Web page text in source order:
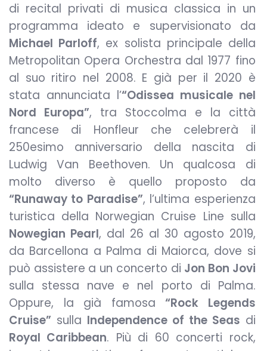
di recital privati di musica classica in un
programma ideato e supervisionato da
Michael Parloff, ex solista principale della
Metropolitan Opera Orchestra dal 1977 fino
al suo ritiro nel 2008. E già per il 2020 è
stata annunciata l’“Odissea musicale nel
Nord Europa”, tra Stoccolma e la città
francese di Honfleur che celebrerà il
250esimo anniversario della nascita di
Ludwig Van Beethoven. Un qualcosa di
molto diverso è quello proposto da
“Runaway to Paradise”, l’ultima esperienza
turistica della Norwegian Cruise Line sulla
Nowegian Pearl, dal 26 al 30 agosto 2019,
da Barcellona a Palma di Maiorca, dove si
può assistere a un concerto di Jon Bon Jovi
sulla stessa nave e nel porto di Palma.
Oppure, la già famosa“Rock Legends
Cruise” sulla Independence of the Seas di
Royal Caribbean. Più di 60 concerti rock,